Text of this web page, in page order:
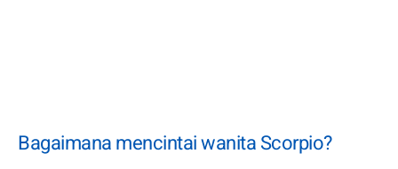
Bagaimana mencintai wanita Scorpio?